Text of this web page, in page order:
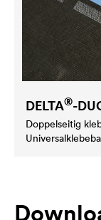
DELTA®-
Doppelseitig